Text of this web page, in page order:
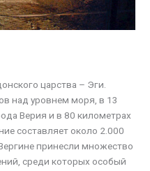
царства – Эги.
над уровнем моря, в 13
Верия и в 80 километрах
составляет около 2.000
принесли множество
среди которых особый